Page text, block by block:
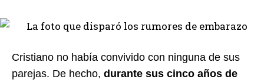
Cristiano no había convivido con ninguna de sus
parejas. De hecho, durante sus cinco años de